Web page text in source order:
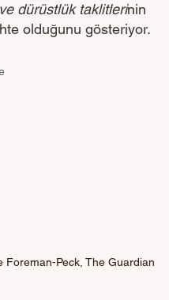
dürüstlük taklitlerinin
olduğunu gösteriyor.
Foreman-Peck, The Guardian